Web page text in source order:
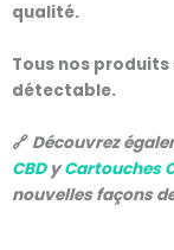
qualité.
Tous nos produits
détectable.
🔗 Découvrez
CBDyCartouches
nouvelles façons